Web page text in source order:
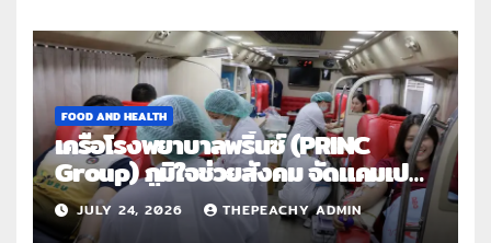
FOOD AND HEALTH
เครือโรงพยาบาลพริ้นซ์ (PRINC
Group) ภูมิใจช่วยสังคม จัดแคมเปญ
ใหญ่ระดับประเทศ “PRINC ผสาน :
สานต่อการให้ไม่สิ้นสุด”
JULY 24, 2026 THEPEACHY ADMIN